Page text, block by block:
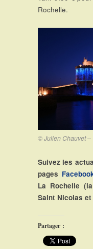
Rochelle.
© Julien Chauvet
Suivez les
pages
La Rochelle
Saint Nicolas et
Partager :